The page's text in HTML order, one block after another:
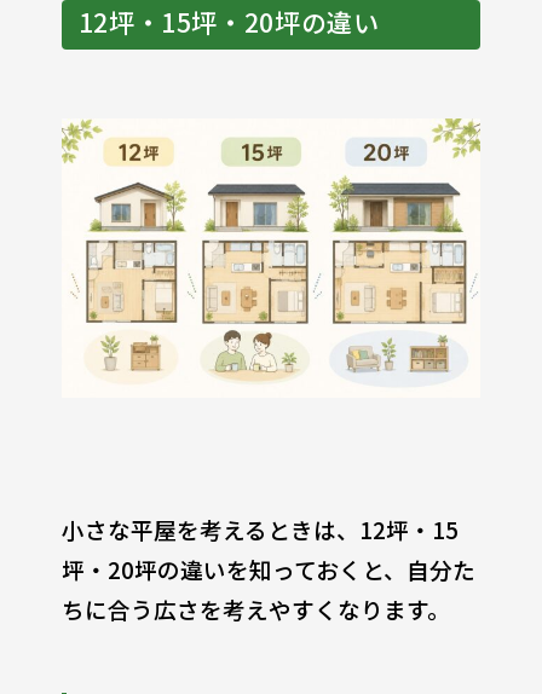
12坪・15坪・20坪の違い
小さな平屋を考えるときは、12坪・15
坪・20坪の違いを知っておくと、自分た
ちに合う広さを考えやすくなります。